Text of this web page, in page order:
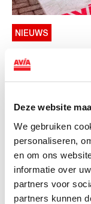
Deze website
We gebruiken
personaliseren,
en om ons
informatie over
partners voor
partners kunnen
NIEUWS
AVIA VOLT
landelijke
AVIA VOLT en
van DC-
Lees verder